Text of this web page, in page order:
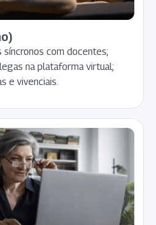
síncronos com docentes;
na plataforma virtual;
e vivenciais.